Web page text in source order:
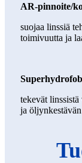
AR-pinnoite/
suojaa linssiä
toimivuutta ja
tekevät
ja öljynkestävän